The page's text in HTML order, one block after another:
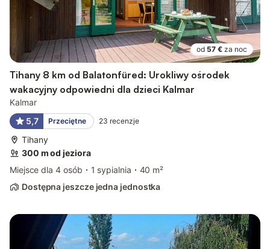
od 57 € za noc
Tihany 8 km od Balatonfüred: Urokliwy ośrodek
wakacyjny odpowiedni dla dzieci Kalmar
Kalmar
5,7
Przeciętne 23 recenzje
Tihany
300 m od jeziora
Miejsce dla 4 osób
1 sypialnia
40 m²
Dostępna jeszcze jedna jednostka